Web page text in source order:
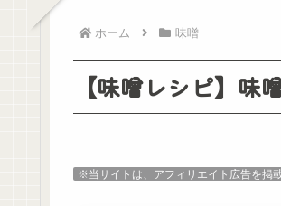
ホーム 味噌
【味噌レシピ】味
※当サイトは、アフィリエイト広告を掲